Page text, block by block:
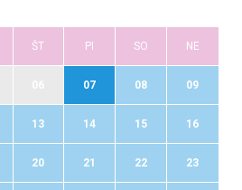
ŠT PI SO NE
07 08 09
13 14 15 16
20 21 22 23